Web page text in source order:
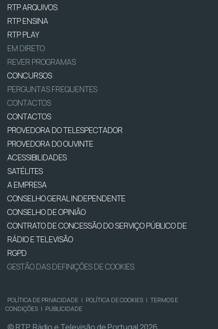
RTP ARQUIVOS
RTP ENSINA
RTP PLAY
EM DIRETO
REVER PROGRAMAS
CONCURSOS
PERGUNTAS FREQUENTES
CONTACTOS
CONTACTOS
PROVEDORA DO TELESPECTADOR
PROVEDORA DO OUVINTE
ACESSIBILIDADES
SATÉLITES
A EMPRESA
CONSELHO GERAL INDEPENDENTE
CONSELHO DE OPINIÃO
CONTRATO DE CONCESSÃO DO SERVIÇO PÚBLICO DE
RÁDIO E TELEVISÃO
RGPD
GESTÃO DAS DEFINIÇÕES DE COOKIES
POLÍTICA DE PRIVACIDADE | POLÍTICA DE COOKIES | TERMOS E
CONDIÇÕES | PUBLICIDADE